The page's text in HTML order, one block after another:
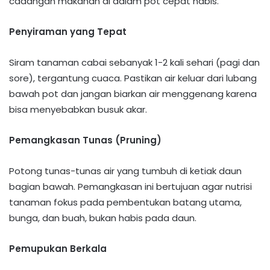
Penyiraman yang Tepat​
Siram tanaman cabai sebanyak 1-2 kali sehari (pagi dan
sore), tergantung cuaca. Pastikan air keluar dari lubang
bawah pot dan jangan biarkan air menggenang karena
bisa menyebabkan busuk akar.
Pemangkasan Tunas (Pruning)
Potong tunas-tunas air yang tumbuh di ketiak daun
bagian bawah. Pemangkasan ini bertujuan agar nutrisi
tanaman fokus pada pembentukan batang utama,
bunga, dan buah, bukan habis pada daun.
Pemupukan Berkala​